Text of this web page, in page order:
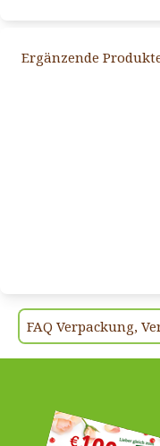
Ergänzende
FAQ Verpackung,